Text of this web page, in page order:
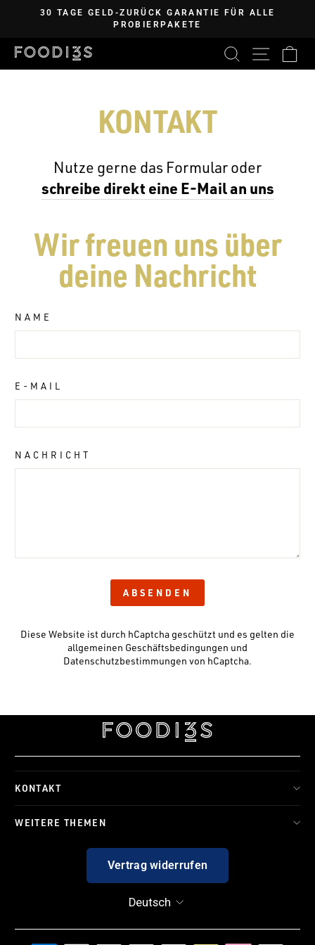
Pause
30 TAGE GELD-ZURÜCK GARANTIE FÜR ALLE
PROBIERPAKETE
SUCHE
KONTAKT
Nutze gerne das Formular oder
schreibe direkt eine E-Mail an uns
Wir freuen uns über
deine Nachricht
NAME
E-MAIL
NACHRICHT
ABSENDEN
Diese Website ist durch hCaptcha geschützt und es gelten die
allgemeinen Geschäftsbedingungen und
Datenschutzbestimmungen von hCaptcha.
KONTAKT
WEITERE THEMEN
Vertrag widerrufen
SPRACHE
Deutsch